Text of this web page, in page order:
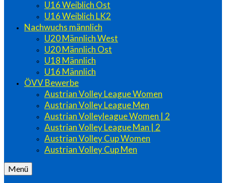
U16 Weiblich Ost
U16 Weiblich LK2
Nachwuchs männlich
U20 Männlich West
U20 Männlich Ost
U18 Männlich
U16 Männlich
ÖVV Bewerbe
Austrian Volley League Women
Austrian Volley League Men
Austrian Volleyleague Women | 2
Austrian Volley League Man | 2
Austrian Volley Cup Women
Austrian Volley Cup Men
Menü